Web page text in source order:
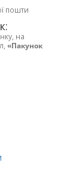
пошти
на
«Пакунок